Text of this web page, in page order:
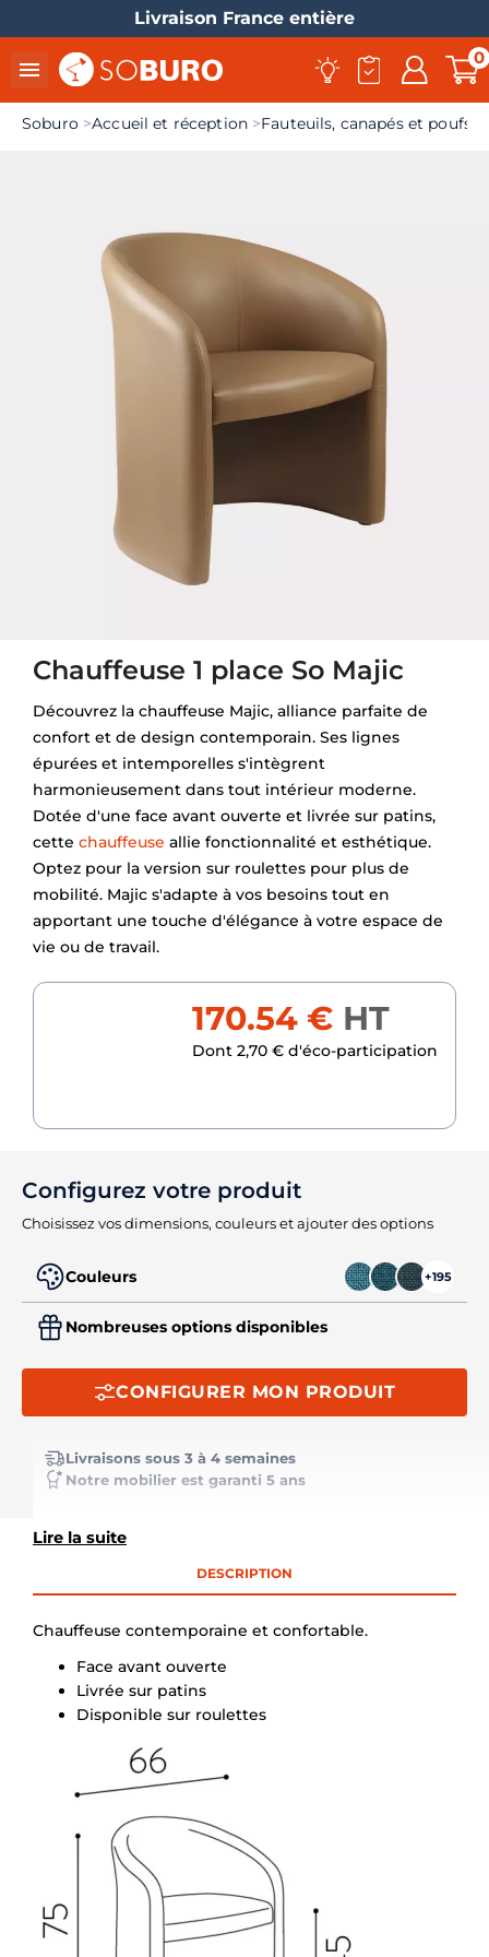
Livraison France entière
 0
Soburo Accueil et réception Fauteuils, canapés et poufs
Chauffeuse 1 place So Majic
Découvrez la chauffeuse Majic, alliance parfaite de
confort et de design contemporain. Ses lignes
épurées et intemporelles s'intègrent
harmonieusement dans tout intérieur moderne.
Dotée d'une face avant ouverte et livrée sur patins,
cette chauffeuse allie fonctionnalité et esthétique.
Optez pour la version sur roulettes pour plus de
mobilité. Majic s'adapte à vos besoins tout en
apportant une touche d'élégance à votre espace de
vie ou de travail.
Lire la suite
170.54 € HT
Dont 2,70 € d'éco-participation
Configurez votre produit
Choisissez vos dimensions, couleurs et ajouter des options
Couleurs +195
Nombreuses options disponibles
CONFIGURER MON PRODUIT
Livraisons sous 3 à 4 semaines
Notre mobilier est garanti 5 ans
DESCRIPTION
Chauffeuse contemporaine et confortable.
Face avant ouverte
Livrée sur patins
Disponible sur roulettes